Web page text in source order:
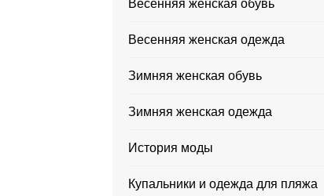
Весенняя женская обувь
Весенняя женская одежда
Зимняя женская обувь
Зимняя женская одежда
История моды
Купальники и одежда для пляжа